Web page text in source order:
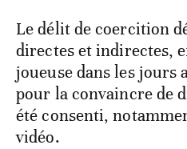
Le délit de coercition
directes et indirectes,
joueuse dans les
pour la convaincre de
été consenti,
vidéo.